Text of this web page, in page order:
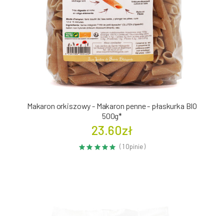
Makaron orkiszowy - Makaron penne - płaskurka BIO
500g*
23.60zł
( 1 Opinie )